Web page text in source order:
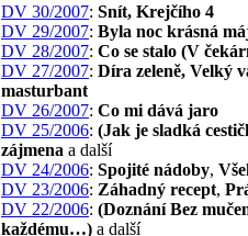
DV 30/2007: Snít, Krejčího 4
DV 29/2007: Byla noc krásná
DV 28/2007: Co se stalo (V
DV 27/2007: Díra zeleně, Velký
masturbant
DV 26/2007: Co mi dává jaro
DV 25/2006: (Jak je sladká
zájmena a další
DV 24/2006: Spojité nádoby,
DV 23/2006: Záhadný recept,
DV 22/2006: (Doznání Bez
každému…) a další